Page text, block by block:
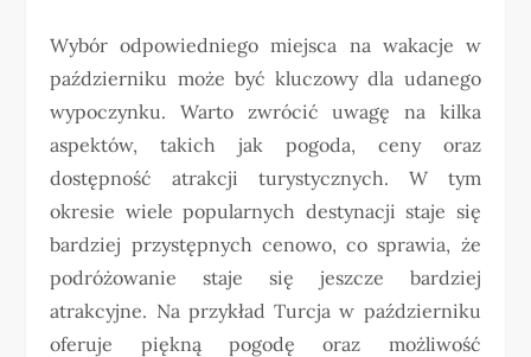
Wybór odpowiedniego miejsca na wakacje w
październiku może być kluczowy dla udanego
wypoczynku. Warto zwrócić uwagę na kilka
aspektów, takich jak pogoda, ceny oraz
dostępność atrakcji turystycznych. W tym
okresie wiele popularnych destynacji staje się
bardziej przystępnych cenowo, co sprawia, że
podróżowanie staje się jeszcze bardziej
atrakcyjne. Na przykład Turcja w październiku
oferuje piękną pogodę oraz możliwość